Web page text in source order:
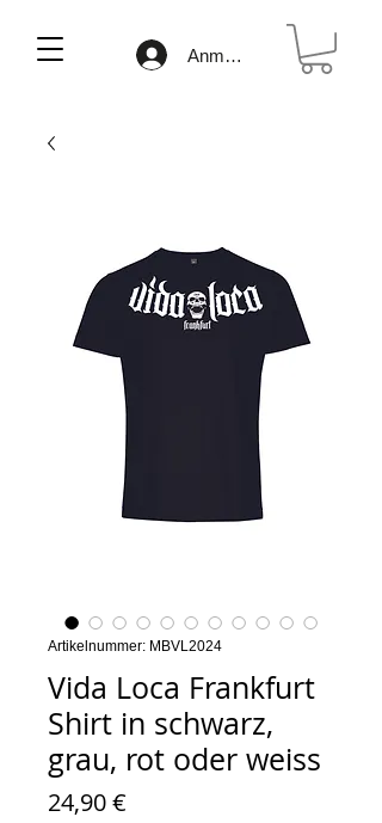
Anmelden
Artikelnummer: MBVL2024
Vida Loca Frankfurt
Shirt in schwarz,
grau, rot oder weiss
24,90 €